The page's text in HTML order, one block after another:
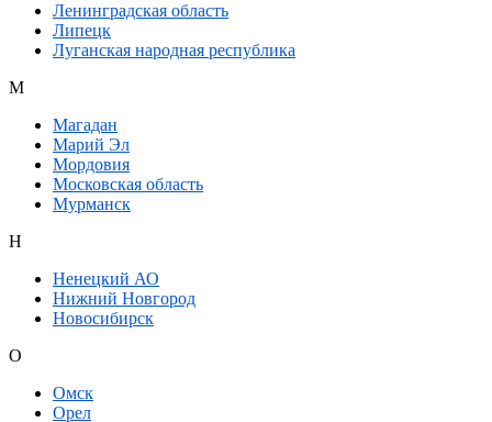
Ленинградская область
Липецк
Луганская народная республика
М
Магадан
Марий Эл
Мордовия
Московская область
Мурманск
Н
Ненецкий АО
Нижний Новгород
Новосибирск
О
Омск
Орел